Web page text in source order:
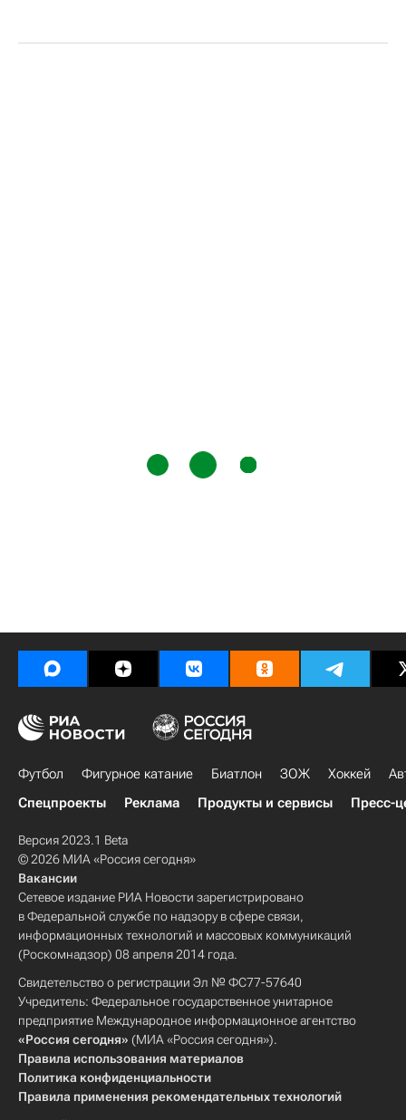
Футбол Фигурное катание Биатлон ЗОЖ Хоккей
Спецпроекты
Реклама Продукты и сервисы Пресс-
Версия 2023.1 Beta
© 2026 МИА «Россия сегодня»
Вакансии
Сетевое издание РИА Новости зарегистрировано
в Федеральной службе по надзору в сфере связи,
информационных технологий и массовых коммуникаций
(Роскомнадзор) 08 апреля 2014 года.
Свидетельство о регистрации Эл № ФС77-57640
Учредитель: Федеральное государственное унитарное
предприятие Международное информационное агентство
«Россия сегодня» (МИА «Россия сегодня»).
Правила использования материалов
Политика конфиденциальности
Правила применения рекомендательных технологий